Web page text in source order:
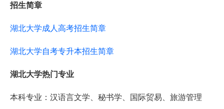
招生简章
湖北大学成人高考招生简章
湖北大学自考专升本招生简章
湖北大学热门专业
本科专业：汉语言文学、秘书学、国际贸易、旅游管理